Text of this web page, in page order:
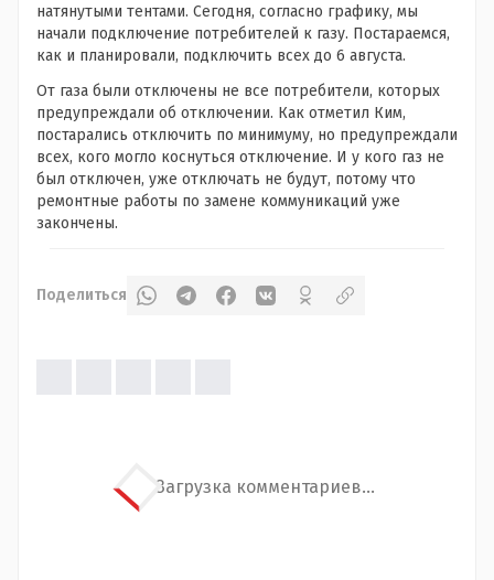
натянутыми тентами. Сегодня, согласно графику, мы
начали подключение потребителей к газу. Постараемся,
как и планировали, подключить всех до 6 августа.
От газа были отключены не все потребители, которых
предупреждали об отключении. Как отметил Ким,
постарались отключить по минимуму, но предупреждали
всех, кого могло коснуться отключение. И у кого газ не
был отключен, уже отключать не будут, потому что
ремонтные работы по замене коммуникаций уже
закончены.
Поделиться
Загрузка комментариев...